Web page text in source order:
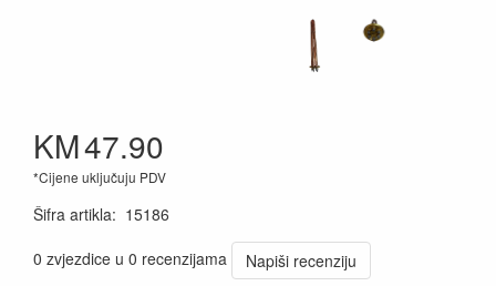
KM47.90
*Cijene uključuju PDV
Šifra artikla: 15186
0 zvjezdice u 0 recenzijama
Napiši recenziju